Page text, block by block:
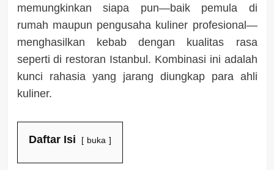
memungkinkan siapa pun—baik pemula di
rumah maupun pengusaha kuliner profesional—
menghasilkan kebab dengan kualitas rasa
seperti di restoran Istanbul. Kombinasi ini adalah
kunci rahasia yang jarang diungkap para ahli
kuliner.
Daftar Isi buka